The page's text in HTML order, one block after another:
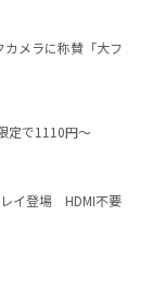
メラに称賛「大フ
定で1110円～
イ登場 HDMI不要